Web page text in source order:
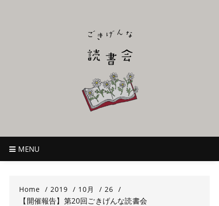
ごきげんな読
~児童書好き主催者によるオールジャンルOK！のんびり読書会~
MENU
Home 2019 10月 26
【開催報告】第20回ごきげんな読書会